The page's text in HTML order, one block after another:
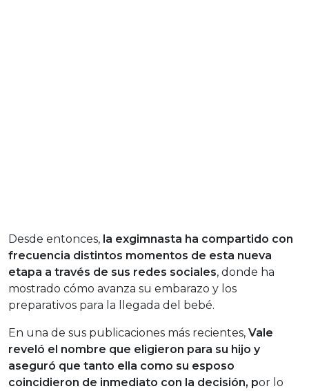
Desde entonces, la exgimnasta ha compartido con
frecuencia distintos momentos de esta nueva
etapa a través de sus redes sociales, donde ha
mostrado cómo avanza su embarazo y los
preparativos para la llegada del bebé.
En una de sus publicaciones más recientes, Vale
reveló el nombre que eligieron para su hijo y
aseguró que tanto ella como su esposo
coincidieron de inmediato con la decisión, por lo